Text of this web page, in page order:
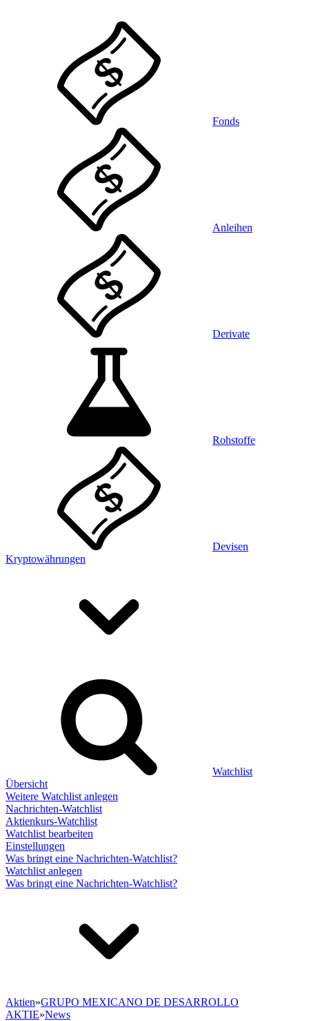
Fonds
Anleihen
Derivate
Rohstoffe
Devisen
Kryptowährungen
Watchlist
Übersicht
Weitere Watchlist anlegen
Nachrichten-Watchlist
Aktienkurs-Watchlist
Watchlist bearbeiten
Einstellungen
Was bringt eine Nachrichten-Watchlist?
Watchlist anlegen
Was bringt eine Nachrichten-Watchlist?
Aktien»GRUPO MEXICANO DE DESARROLLO
AKTIE»News